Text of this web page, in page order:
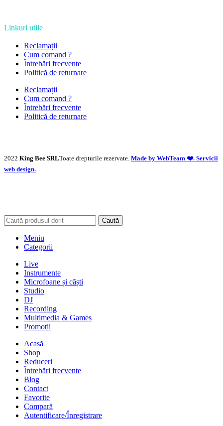
Linkuri utile
Reclamații
Cum comand ?
Întrebări frecvente
Politică de returnare
Reclamații
Cum comand ?
Întrebări frecvente
Politică de returnare
2022 King Bee SRLToate drepturile rezervate. Made by WebTeam ❤️. Servicii
web design.
Caută
Meniu
Categorii
Live
Instrumente
Microfoane și căști
Studio
DJ
Recording
Multimedia & Games
Promoții
Acasă
Shop
Reduceri
Întrebări frecvente
Blog
Contact
Favorite
Compară
Autentificare/Înregistrare